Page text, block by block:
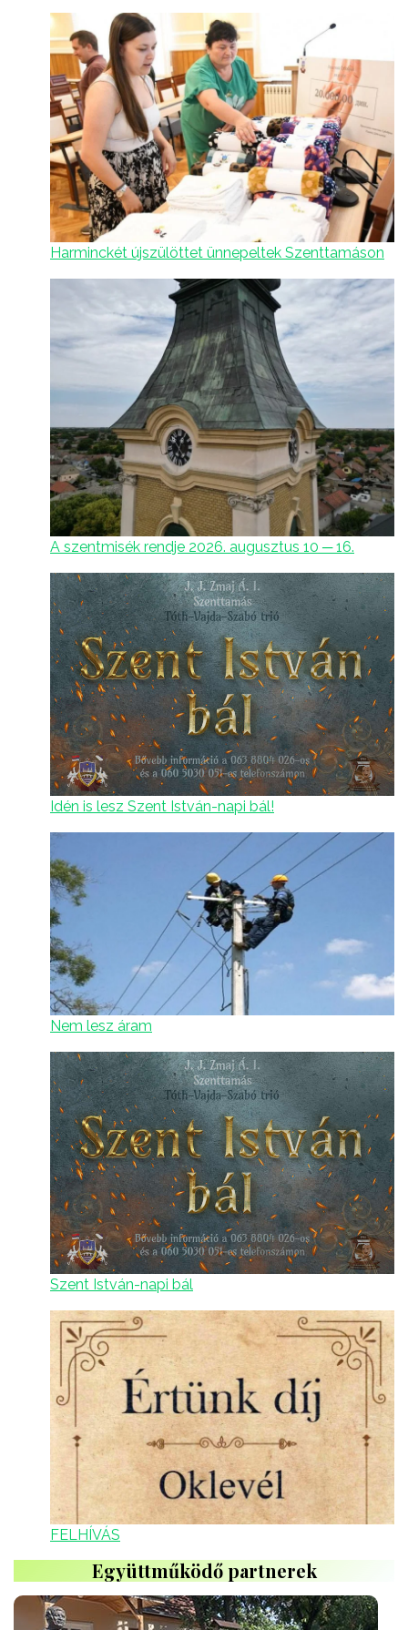
Harminckét újszülöttet ünnepeltek Szenttamáson
A szentmisék rendje 2026. augusztus 10 ─ 16.
Idén is lesz Szent István-napi bál!
Nem lesz áram
Szent István-napi bál
FELHÍVÁS
Együttműködő partnerek